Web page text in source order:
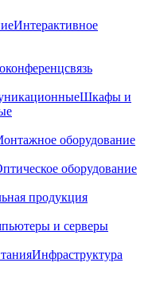
Интерактивное
Шкафы и
оборудование
оборудование
продукция
и серверы
Инфраструктура